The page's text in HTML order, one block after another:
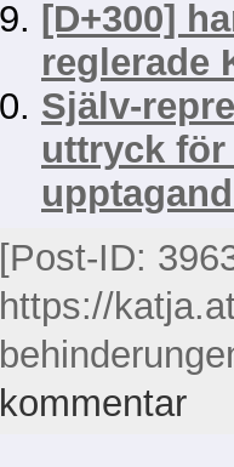
[D+300]
reglerade
Själv-
uttryck
[Post-ID:
https://
kommentar